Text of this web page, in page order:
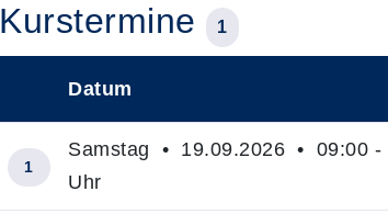
Kurstermine 1
Datum
1
Samstag • 19.09.2026 • 09:00 -
Uhr